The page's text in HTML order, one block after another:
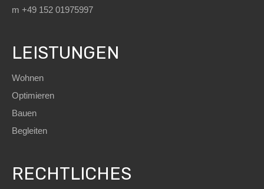
m +49 152 01975997
LEISTUNGEN
Wohnen
Optimieren
Bauen
Begleiten
RECHTLICHES